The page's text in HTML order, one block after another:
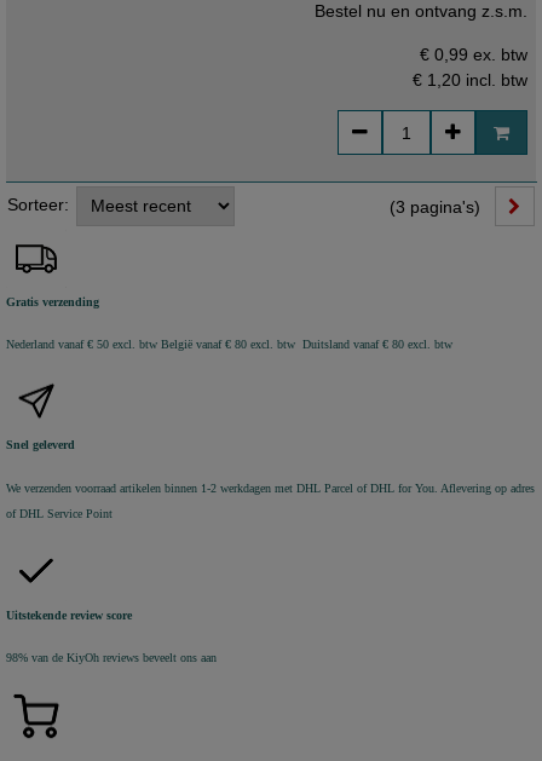
Bestel nu en ontvang z.s.m.
€ 0,99 ex. btw
€ 1,20 incl. btw
Sorteer: (3 pagina's)
Gratis verzending
Nederland vanaf € 50 excl. btwBelgië vanaf € 80 excl. btw Duitsland vanaf € 80 excl. btw
Snel geleverd
We verzenden voorraad artikelen binnen 1-2 werkdagen met DHL Parcel of DHL for You. Aflevering op adres
of DHL Service Point
Uitstekende review score
98% van de KiyOh reviews beveelt ons aan